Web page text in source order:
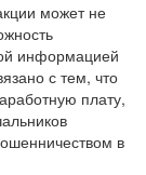
может не
информацией
с тем, что
плату,
в